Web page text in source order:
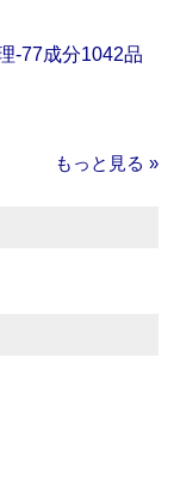
‐77成分1042品
もっと見る »